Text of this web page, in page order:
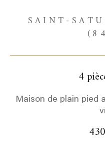
SAINT-
4
Maison de plain pied